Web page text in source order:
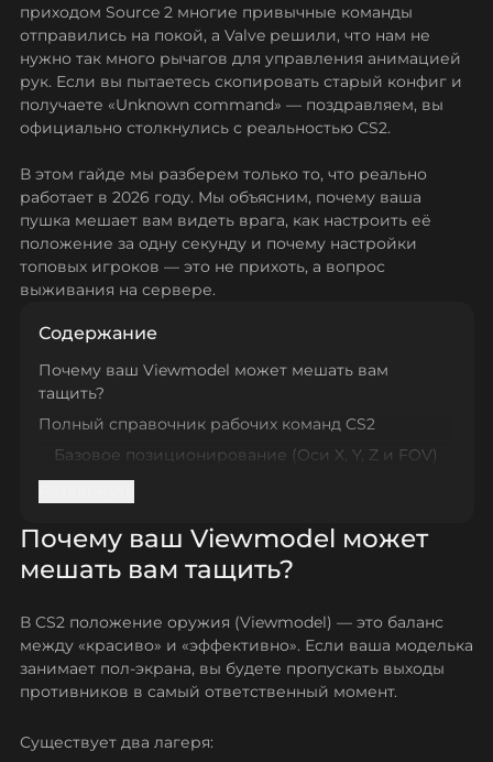
приходом Source 2 многие привычные команды
отправились на покой, а Valve решили, что нам не
нужно так много рычагов для управления анимацией
рук. Если вы пытаетесь скопировать старый конфиг и
получаете «Unknown command» — поздравляем, вы
официально столкнулись с реальностью CS2.
В этом гайде мы разберем только то, что реально
работает в 2026 году. Мы объясним, почему ваша
пушка мешает вам видеть врага, как настроить её
положение за одну секунду и почему настройки
топовых игроков — это не прихоть, а вопрос
выживания на сервере.
Содержание
Почему ваш Viewmodel может мешать вам
тащить?
Полный справочник рабочих команд CS2
Базовое позиционирование (Оси X, Y, Z и FOV)
Пресеты: Когда лень настраивать всё вручную
Что изменилось? (Где мои команды?)
Настройки как у легенд: Конфиги Donk, m0NESY и
Резюме: Как настроить всё за один клик?
Заключение
Почему ваш Viewmodel может
мешать вам тащить?
В CS2 положение оружия (Viewmodel) — это баланс
между «красиво» и «эффективно». Если ваша моделька
занимает пол-экрана, вы будете пропускать выходы
противников в самый ответственный момент.
Существует два лагеря: